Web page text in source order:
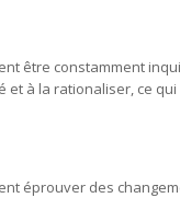
être constamment
et à la rationaliser, ce
éprouver des